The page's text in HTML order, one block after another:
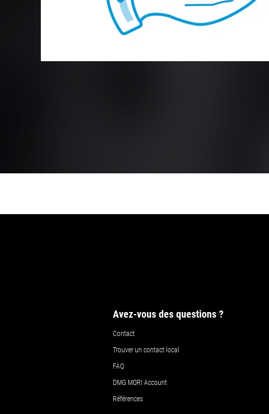
Avez-vous des questions ?
Contact
Trouver un contact local
FAQ
DMG MORI Account
Références